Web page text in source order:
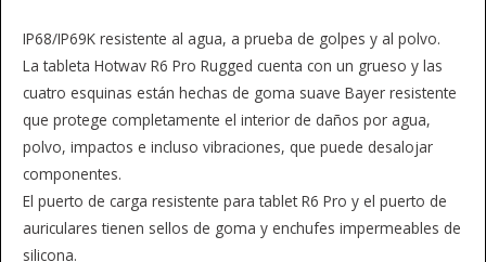
IP68/IP69K resistente al agua, a prueba de golpes y al polvo.
La tableta Hotwav R6 Pro Rugged cuenta con un grueso y las
cuatro esquinas están hechas de goma suave Bayer resistente
que protege completamente el interior de daños por agua,
polvo, impactos e incluso vibraciones, que puede desalojar
componentes.
El puerto de carga resistente para tablet R6 Pro y el puerto de
auriculares tienen sellos de goma y enchufes impermeables de
silicona.